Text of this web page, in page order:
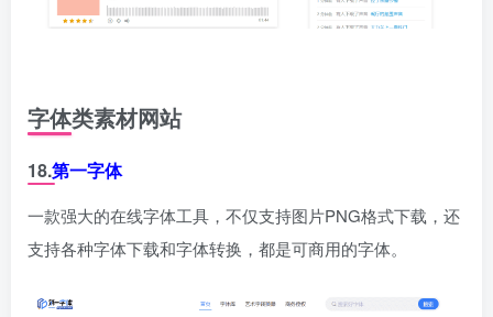
字体类素材网站
18.第一字体
一款强大的在线字体工具，不仅支持图片PNG格式下载，还
支持各种字体下载和字体转换，都是可商用的字体。